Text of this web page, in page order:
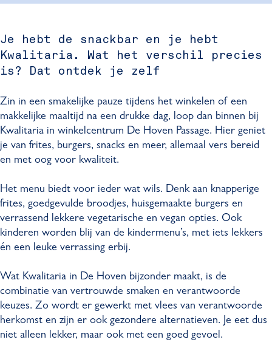
a
r
i
a
a
r
i
Je hebt de snackbar en je hebt
Kwalitaria. Wat het verschil precies
is? Dat ontdek je zelf
Zin in een smakelijke pauze tijdens het winkelen of een
makkelijke maaltijd na een drukke dag, loop dan binnen bij
Kwalitaria in winkelcentrum De Hoven Passage. Hier geniet
je van frites, burgers, snacks en meer, allemaal vers bereid
en met oog voor kwaliteit.
Het menu biedt voor ieder wat wils. Denk aan knapperige
frites, goedgevulde broodjes, huisgemaakte burgers en
verrassend lekkere vegetarische en vegan opties. Ook
kinderen worden blij van de kindermenu’s, met iets lekkers
én een leuke verrassing erbij.
Wat Kwalitaria in De Hoven bijzonder maakt, is de
combinatie van vertrouwde smaken en verantwoorde
keuzes. Zo wordt er gewerkt met vlees van verantwoorde
herkomst en zijn er ook gezondere alternatieven. Je eet dus
niet alleen lekker, maar ook met een goed gevoel.